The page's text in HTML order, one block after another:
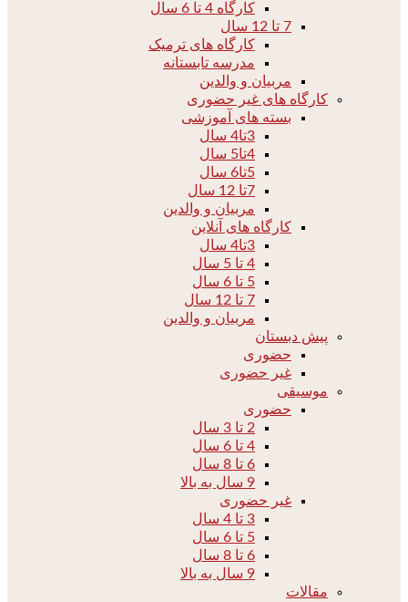
کارگاه 4 تا 6 سال
7 تا 12 سال
کارگاه های ترمیک
مدرسه تابستانه
مربیان و والدین
کارگاه های غیر حضوری
بسته های آموزشی
3تا4 سال
4تا5 سال
5تا6 سال
7تا 12 سال
مربیان و والدین
کارگاه های آنلاین
3تا4 سال
4 تا 5 سال
5 تا 6 سال
7 تا 12 سال
مربیان و والدین
پیش دبستان
حضوری
غیر حضوری
موسیقی
حضوری
2 تا 3 سال
4 تا 6 سال
6 تا 8 سال
9 سال به بالا
غیر حضوری
3 تا 4 سال
5 تا 6 سال
6 تا 8 سال
9 سال به بالا
مقالات